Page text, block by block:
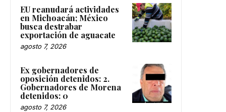
EU reanudará actividades
en Michoacán; México
busca destrabar
exportación de aguacate
agosto 7, 2026
Ex gobernadores de
oposición detenidos: 2.
Gobernadores de Morena
detenidos: 0
agosto 7, 2026